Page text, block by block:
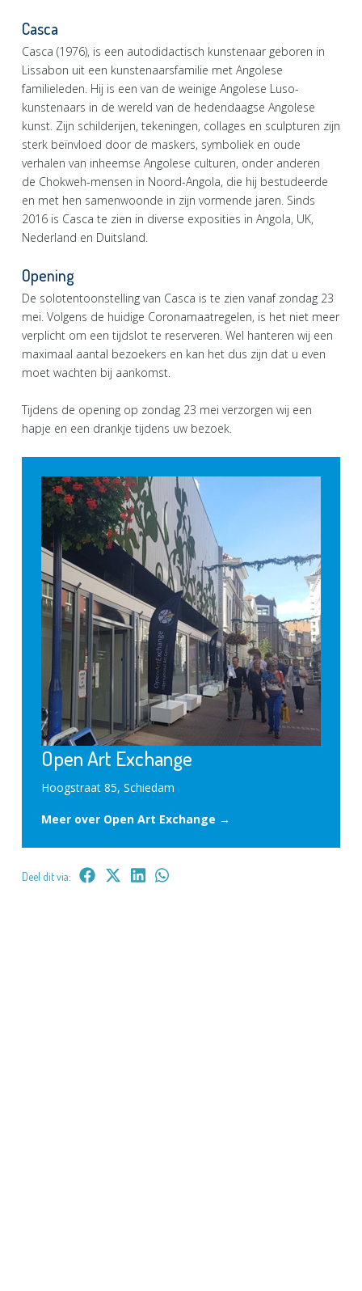
Casca
Casca (1976), is een autodidactisch kunstenaar geboren in
Lissabon uit een kunstenaarsfamilie met Angolese
familieleden. Hij is een van de weinige Angolese Luso-
kunstenaars in de wereld van de hedendaagse Angolese
kunst. Zijn schilderijen, tekeningen, collages en sculpturen zijn
sterk beïnvloed door de maskers, symboliek en oude
verhalen van inheemse Angolese culturen, onder anderen
de Chokweh-mensen in Noord-Angola, die hij bestudeerde
en met hen samenwoonde in zijn vormende jaren. Sinds
2016 is Casca te zien in diverse exposities in Angola, UK,
Nederland en Duitsland.
Opening
De solotentoonstelling van Casca is te zien vanaf zondag 23
mei. Volgens de huidige Coronamaatregelen, is het niet meer
verplicht om een tijdslot te reserveren. Wel hanteren wij een
maximaal aantal bezoekers en kan het dus zijn dat u even
moet wachten bij aankomst.
Tijdens de opening op zondag 23 mei verzorgen wij een
hapje en een drankje tijdens uw bezoek.
Open Art Exchange
Hoogstraat 85, Schiedam
Meer over Open Art Exchange →
Deel dit via: